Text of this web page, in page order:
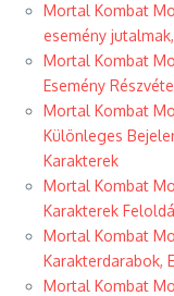
Mortal Kombat
esemény
Mortal Kombat
Esemény
Mortal Kombat
Különleges
Karakterek
Mortal Kombat
Karakterek
Mortal Kombat
Karakterdarabok,
Mortal Kombat